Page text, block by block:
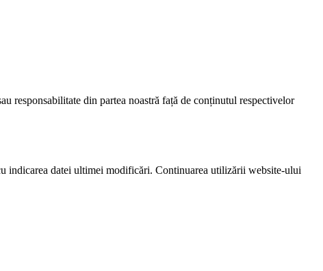
responsabilitate din partea noastră față de conținutul respectivelor
indicarea datei ultimei modificări. Continuarea utilizării website-ului